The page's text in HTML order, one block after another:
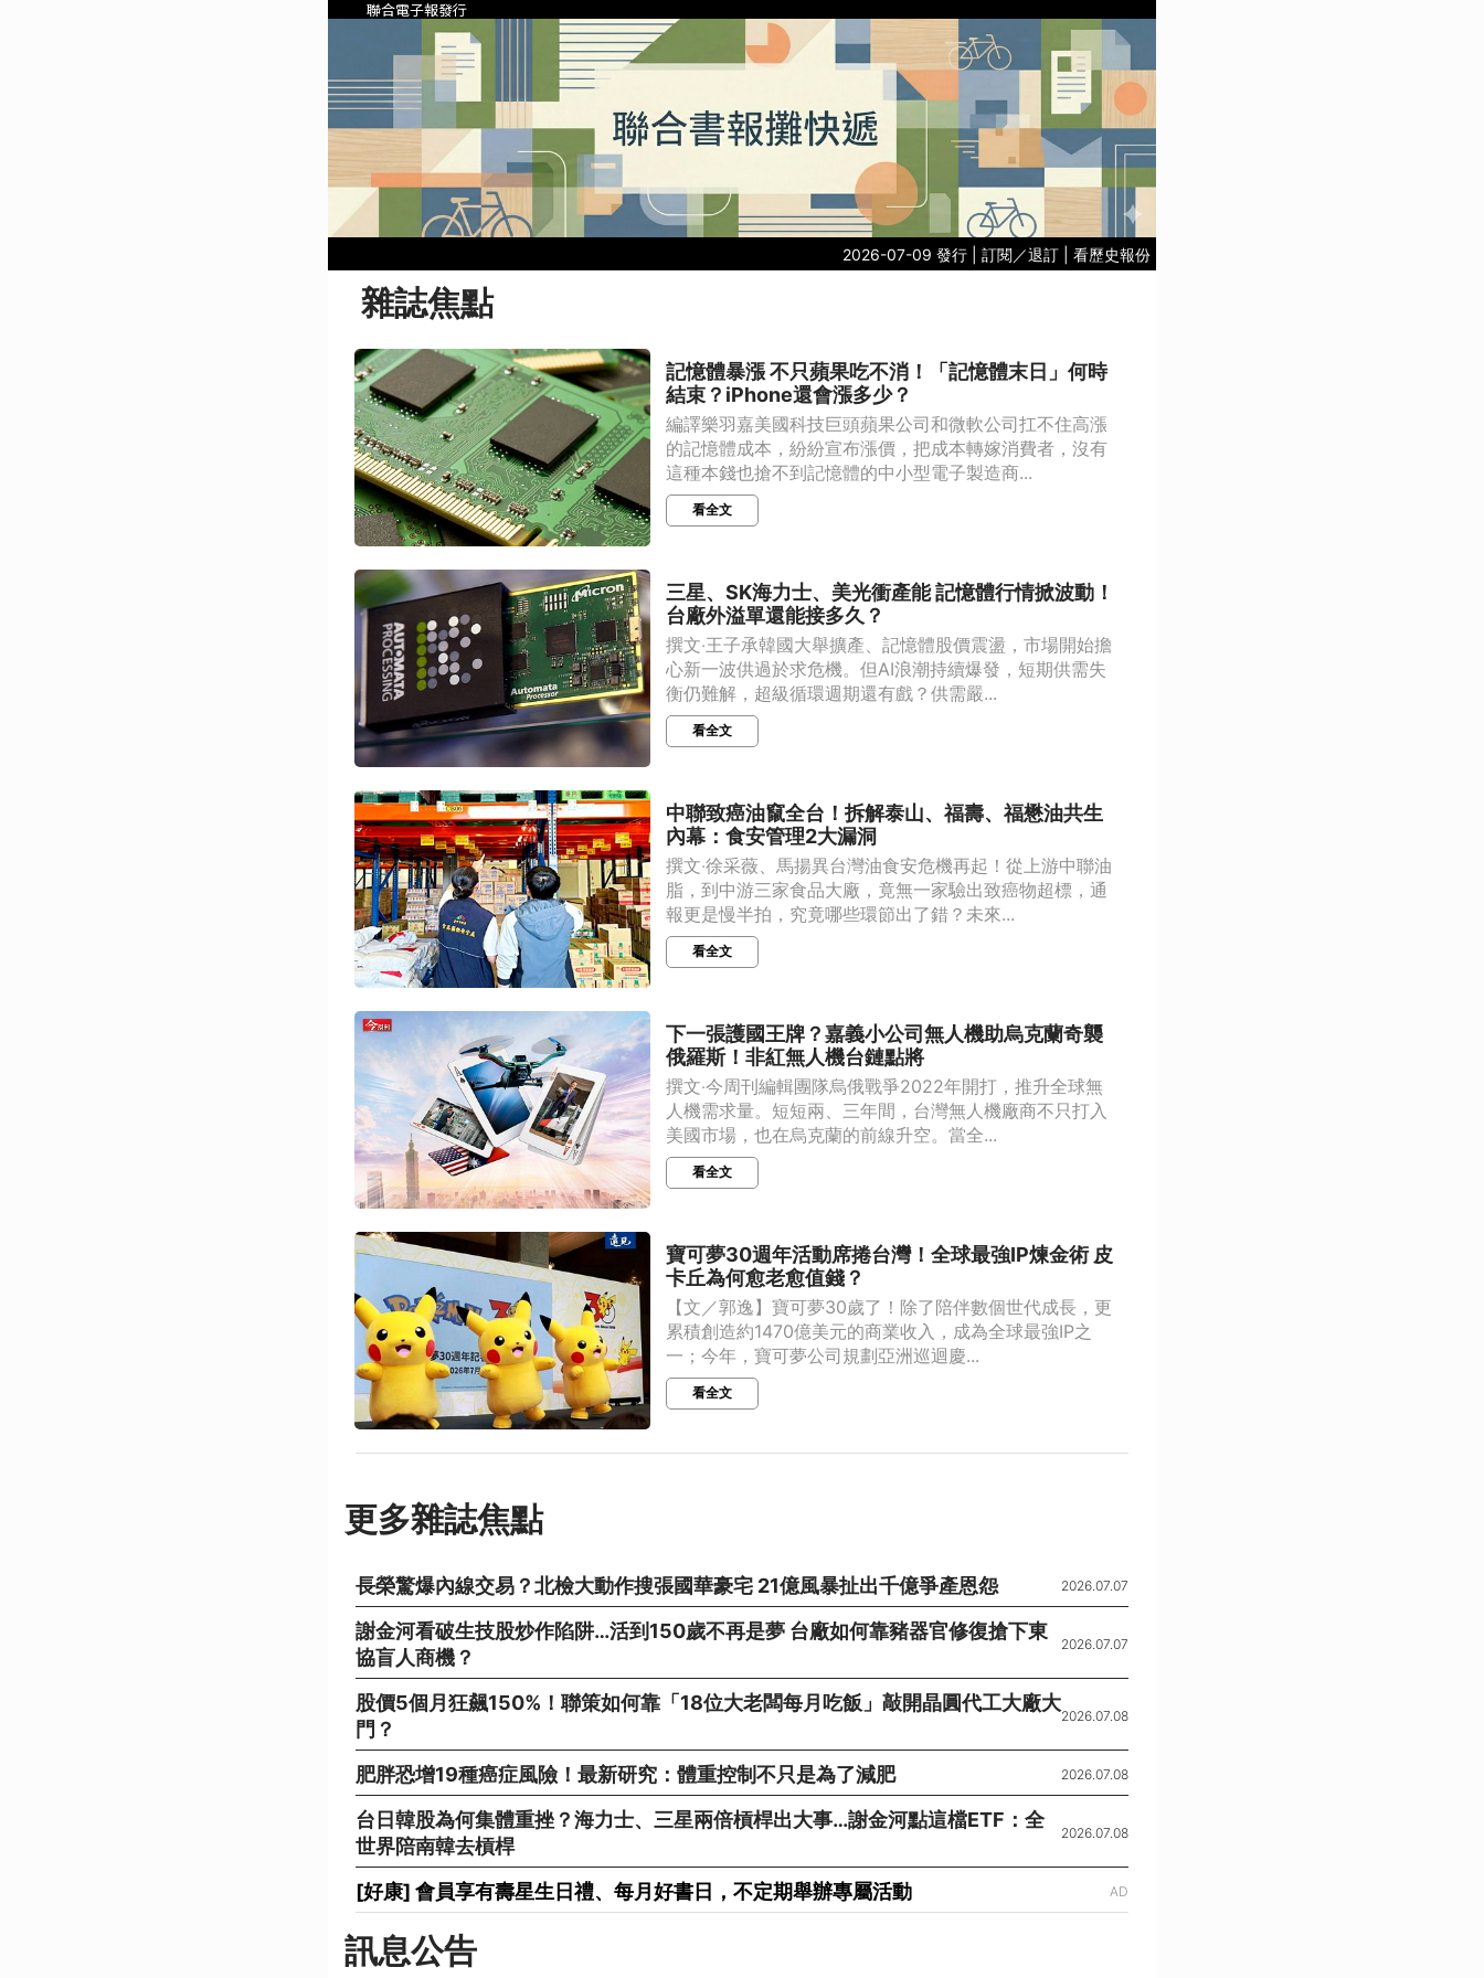
聯合電子報發行
2026-07-09 發行 | 訂閱／退訂 看歷史報份
雜誌焦點
記憶體暴漲 不只蘋果吃不消！「記憶體末日」何時
結束？iPhone還會漲多少？
編譯樂羽嘉美國科技巨頭蘋果公司和微軟公司扛不住高漲
的記憶體成本，紛紛宣布漲價，把成本轉嫁消費者，沒有
這種本錢也搶不到記憶體的中小型電子製造商...
看全文
三星、SK海力士、美光衝產能 記憶體行情掀波動！
台廠外溢單還能接多久？
撰文‧王子承韓國大舉擴產、記憶體股價震盪，市場開始擔
心新一波供過於求危機。但AI浪潮持續爆發，短期供需失
衡仍難解，超級循環週期還有戲？供需嚴...
看全文
中聯致癌油竄全台！拆解泰山、福壽、福懋油共生
內幕：食安管理2大漏洞
撰文‧徐采薇、馬揚異台灣油食安危機再起！從上游中聯油
脂，到中游三家食品大廠，竟無一家驗出致癌物超標，通
報更是慢半拍，究竟哪些環節出了錯？未來...
看全文
下一張護國王牌？嘉義小公司無人機助烏克蘭奇襲
俄羅斯！非紅無人機台鏈點將
撰文‧今周刊編輯團隊烏俄戰爭2022年開打，推升全球無
人機需求量。短短兩、三年間，台灣無人機廠商不只打入
美國市場，也在烏克蘭的前線升空。當全...
看全文
寶可夢30週年活動席捲台灣！全球最強IP煉金術 皮
卡丘為何愈老愈值錢？
【文／郭逸】寶可夢30歲了！除了陪伴數個世代成長，更
累積創造約1470億美元的商業收入，成為全球最強IP之
一；今年，寶可夢公司規劃亞洲巡迴慶...
看全文
更多雜誌焦點
長榮驚爆內線交易？北檢大動作搜張國華豪宅 21億風暴扯出千億爭產恩怨 2026.07.07
謝金河看破生技股炒作陷阱…活到150歲不再是夢 台廠如何靠豬器官修復搶下東
協盲人商機？
2026.07.07
股價5個月狂飆150%！聯策如何靠「18位大老闆每月吃飯」敲開晶圓代工大廠大
門？
2026.07.08
肥胖恐增19種癌症風險！最新研究：體重控制不只是為了減肥 2026.07.08
台日韓股為何集體重挫？海力士、三星兩倍槓桿出大事…謝金河點這檔ETF：全
世界陪南韓去槓桿
2026.07.08
[好康] 會員享有壽星生日禮、每月好書日，不定期舉辦專屬活動 AD
訊息公告